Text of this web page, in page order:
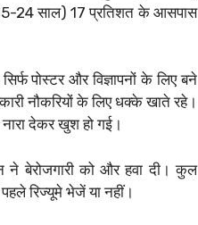
24 साल) 17 प्रतिशत के आसपास
पोस्टर और विज्ञापनों के लिए बने
नौकरियों के लिए धक्के खाते रहे।
देकर खुश हो गई।
बेरोजगारी को और हवा दी। कुल
रिज्यूमे भेजें या नहीं।